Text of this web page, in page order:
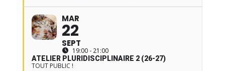
MAR
22
SEPT
19:00 - 21:00
ATELIER PLURIDISCIPLINAIRE 2 (26-27)
TOUT PUBLIC !